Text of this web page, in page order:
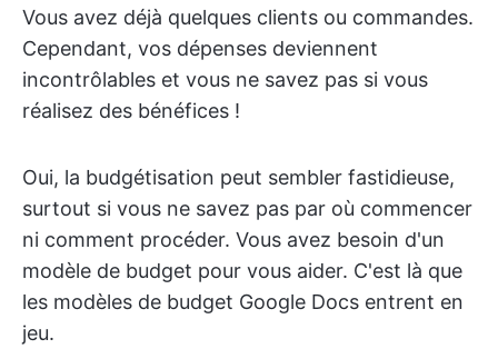
Vous avez déjà quelques clients ou commandes.
Cependant, vos dépenses deviennent
incontrôlables et vous ne savez pas si vous
réalisez des bénéfices !
Oui, la budgétisation peut sembler fastidieuse,
surtout si vous ne savez pas par où commencer
ni comment procéder. Vous avez besoin d'un
modèle de budget pour vous aider. C'est là que
les modèles de budget Google Docs entrent en
jeu.